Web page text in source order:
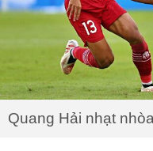
Quang Hải nhạt